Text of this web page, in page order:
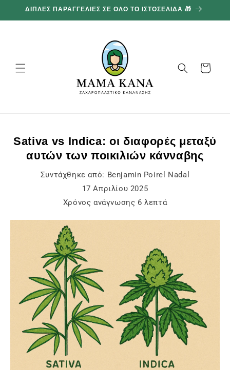
προχωρήστε
στο
100G ΔΩΡΕΑΝ ΓΙΑ ΚΑΘΕ 100€ ΠΟΥ ΞΟΔΕΥΕΤΕ 🔥
Καλάθι
Sativa vs Indica: οι διαφορές μεταξύ
αυτών των ποικιλιών κάνναβης
Συντάχθηκε από: Benjamin Poirel Nadal
17 Απριλίου 2025
Χρόνος ανάγνωσης 6 λεπτά